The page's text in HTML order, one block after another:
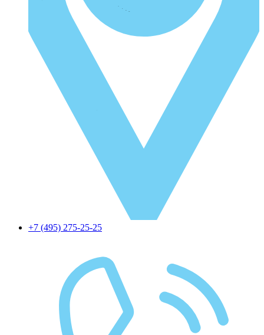
+7 (495) 275-25-25